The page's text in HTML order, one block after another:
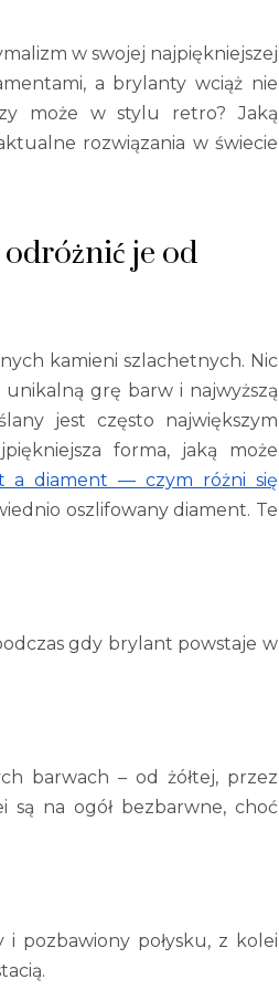
w swojej najpiękniejszej
a brylanty wciąż nie
może w stylu retro? Jaką
rozwiązania w świecie
je od
kamieni szlachetnych. Nic
unikalną grę barw i najwyższą
jest często największym
forma, jaką może
a diament — czym różni się
oszlifowany diament. Te
gdy brylant powstaje w
barwach – od żółtej, przez
są na ogół bezbarwne, choć
pozbawiony połysku, z kolei